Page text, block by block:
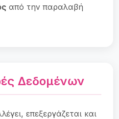
από την παραλαβή
Δεδομένων
επεξεργάζεται και